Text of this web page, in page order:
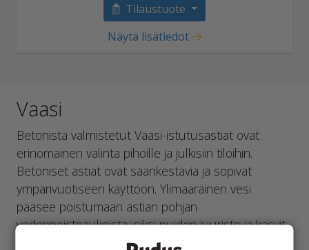
Tilaustuote
Näytä lisätiedot
Vaasi
Betonista valmistetut Vaasi-istutusastiat ovat
erinomainen valinta pihoille ja julkisiin tiloihin.
Betoniset astiat ovat säänkestäviä ja sopivat
ympärivuotiseen käyttöön. Ylimääräinen vesi
pääsee poistumaan astian pohjan
vedenpoistoaukoista, siksi puiden juuristo ja kasvit
voivat näissä astioissa hyvin ja pysyvät terveinä.